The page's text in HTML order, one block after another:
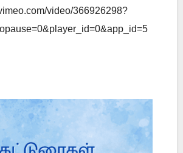
video/366926298?